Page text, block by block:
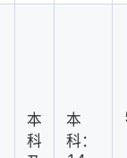
本
科
本
科：